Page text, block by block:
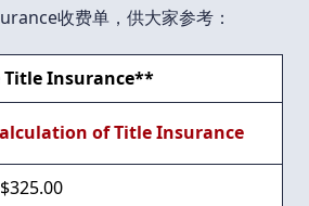
收费单，供大家参考：
Title Insurance**
of Title Insurance
$325.00